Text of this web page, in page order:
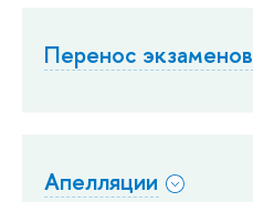
Перенос экзаменов
Апелляции